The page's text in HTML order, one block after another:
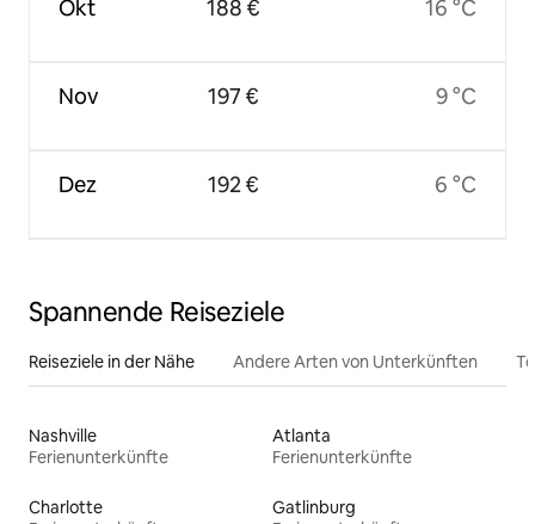
Okt
Nov
Dez
188 €
197 €
192 €
16 °C
9 °C
6 °C
Spannende Reiseziele
Reiseziele in der Nähe Andere Arten von Unterkünften
Nashville
Ferienunterkünfte
Atlanta
Ferienunterkünfte
Charlotte
Gatlinburg